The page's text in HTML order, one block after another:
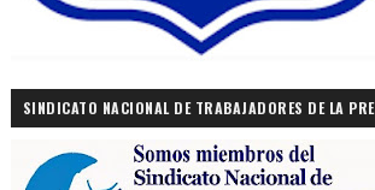
SINDICATO NACIONAL DE TRABAJADORES DE LA